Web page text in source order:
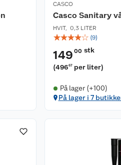
CASCO
Casco Sanitary
HVIT, 0,3 LITER
☆☆☆☆☆ (9)
149 00 stk
(49667 per liter)
På lager (+100)
På lager i 7